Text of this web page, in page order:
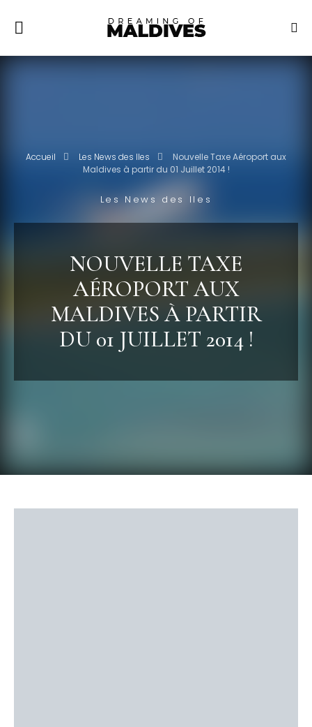
Accueil Les News des Iles
Nouvelle Taxe Aéroport aux
Maldives à partir du 01 Juillet 2014 !
Les News des Iles
NOUVELLE TAXE
AÉROPORT AUX
MALDIVES À PARTIR
DU 01 JUILLET 2014 !